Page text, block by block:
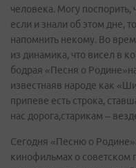
человека. Могу
если и знали об этом дне,
напомнить некому. Во
из динамика, что висел в
бодрая «Песня о
известнаяв народе как
припеве есть строка,
нас дорога,старикам –
Сегодня «Песню о
кинофильмах о